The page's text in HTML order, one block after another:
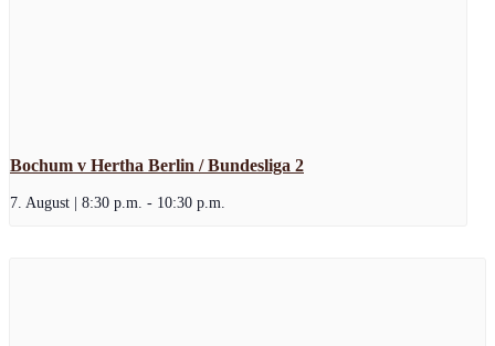
Bochum v Hertha Berlin / Bundesliga 2
7. August | 8:30 p.m. - 10:30 p.m.